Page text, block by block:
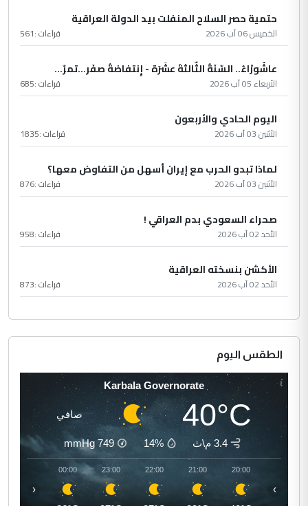
حتمية حصر السلاح المنفلت بيد الدولة العراقية
الخميس 06 آب 2026 قراءات :561
عاشُورْاءُ.. السّنَةُ الثّالثةَ عشَرَة - إِنتفاضةُ صفَر…تمرّ...
الأربعاء 05 آب 2026 قراءات :685
اليوم الحادي والأربعون
الأثنين 03 آب 2026 قراءات :1835
لماذا تبدو الحرب مع إيران أسهل من التفاوض معها؟
الأثنين 03 آب 2026 قراءات :876
صحراء السعودي بدم العراقي !
الأحد 02 آب 2026 قراءات :958
الأكشن بنسخته العراقية
الأحد 02 آب 2026 قراءات :873
الطقس اليوم
Karbala Governorate
40°C صافي
3.4 م\ث 14%
749
mmHg
20:00
21:00
22:00
23:00
00:00
‹ ›